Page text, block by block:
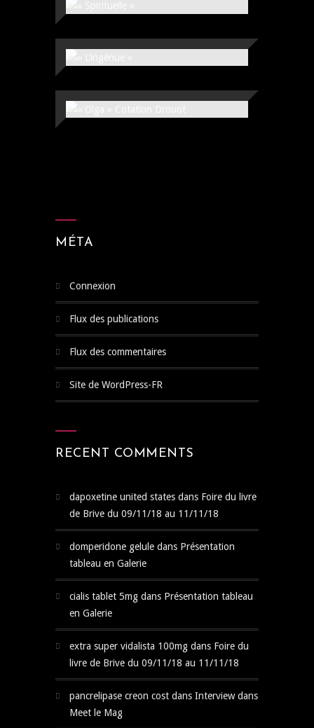
MÉTA
Connexion
Flux des publications
Flux des commentaires
Site de WordPress-FR
RECENT COMMENTS
dapoxetine united states dans Foire du livre
de Brive du 09/11/18 au 11/11/18
domperidone gelule dans Présentation
tableau en Galerie
cialis tablet 5mg dans Présentation tableau
en Galerie
extra super vidalista 100mg dans Foire du
livre de Brive du 09/11/18 au 11/11/18
pancrelipase creon cost dans Interview dans
Meet le Mag